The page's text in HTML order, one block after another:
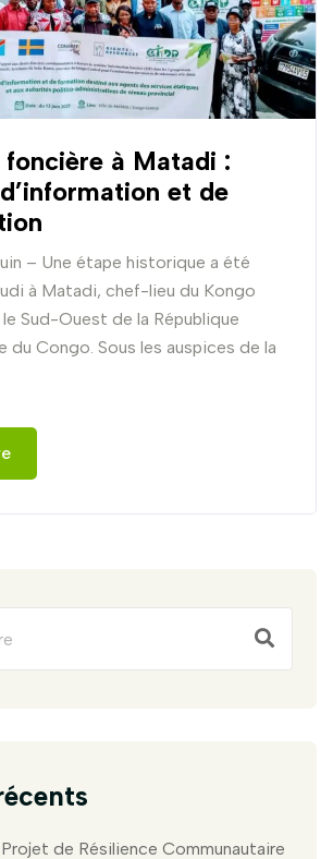
foncière à Matadi :
et de
– Une étape historique a été
à Matadi, chef-lieu du Kongo
Sud-Ouest de la République
du Congo. Sous les auspices de la
de Résilience Communautaire